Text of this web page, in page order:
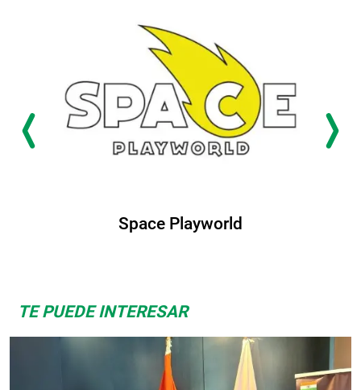
Space Playworld
TE PUEDE INTERESAR